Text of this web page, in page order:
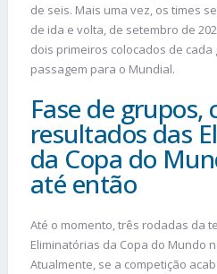
de seis. Mais uma vez, os times
de ida e volta, de setembro de
dois primeiros colocados de
passagem para o Mundial.
Fase de grupos,
resultados das
da Copa do
até então
Até o momento, três rodadas da
Eliminatórias da Copa do Mundo
Atualmente, se a competição